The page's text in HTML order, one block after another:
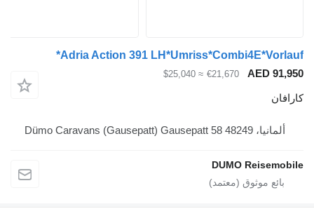
Adria Action 391
€21,670
≈ $25,040
DUMO